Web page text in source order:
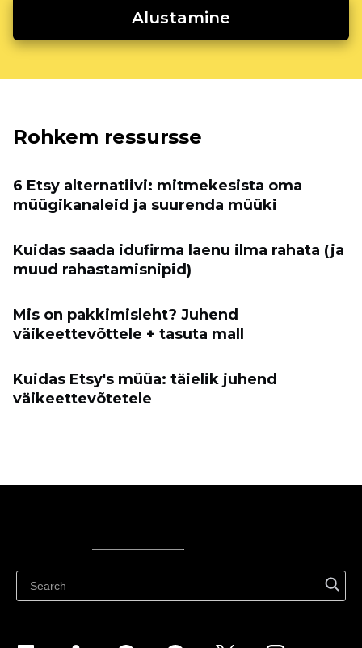
Alustamine
Rohkem ressursse
6 Etsy alternatiivi: mitmekesista oma
müügikanaleid ja suurenda müüki
Kuidas saada idufirma laenu ilma rahata (ja
muud rahastamisnipid)
Mis on pakkimisleht? Juhend
väikeettevõttele + tasuta mall
Kuidas Etsy's müüa: täielik juhend
väikeettevõtetele